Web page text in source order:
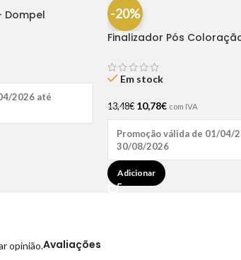
Dompel
2026 até
-20%
Finalizador Pós
Em stock
13,48€ 10,78€ com IVA
Promoção válida de 01/04/
30/08/2026
Adicionar
Avaliações
opinião.